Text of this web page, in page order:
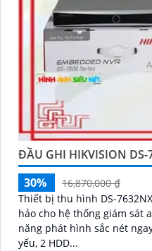
ĐẦU GHI HIKVISION DS-
30%
16,870,000 ₫
Thiết bị thu hình DS-
hảo cho hệ thống giám sát an
năng phát hình sắc nét
yếu, 2 HDD...